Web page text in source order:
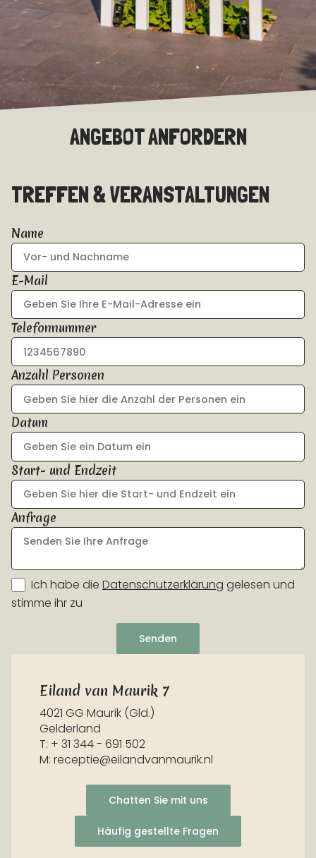
ANGEBOT ANFORDERN
TREFFEN & VERANSTALTUNGEN
Name
E-Mail
Telefonnummer
Anzahl Personen
Datum
Start- und Endzeit
Anfrage
Ich habe die Datenschutzerklärung gelesen und
stimme ihr zu
Senden
Eiland van Maurik 7
4021 GG Maurik (Gld.)
Gelderland
T: + 31 344 - 691 502
M: receptie@eilandvanmaurik.nl
Chatten Sie mit uns
Häufig gestellte Fragen